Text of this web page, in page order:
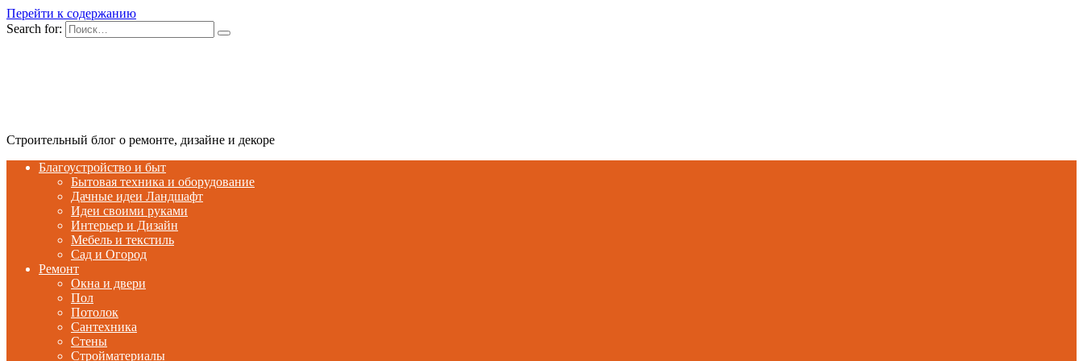
Перейти к содержанию
Search for:
Строительный блог о ремонте, дизайне и декоре
Благоустройство и быт
Бытовая техника и оборудование
Дачные идеи Ландшафт
Идеи своими руками
Интерьер и Дизайн
Мебель и текстиль
Сад и Огород
Ремонт
Окна и двери
Пол
Потолок
Сантехника
Стены
Стройматериалы